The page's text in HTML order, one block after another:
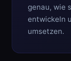
genau, wie
entwickeln
umsetzen.